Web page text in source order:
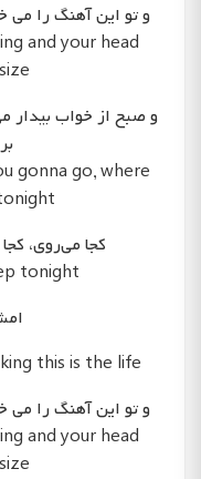
و تو این آهنگ را
and your head
و صبح از خواب
gonna go, where
کجا می‌روی،
tonight
this is the life
و تو این آهنگ را
and your head